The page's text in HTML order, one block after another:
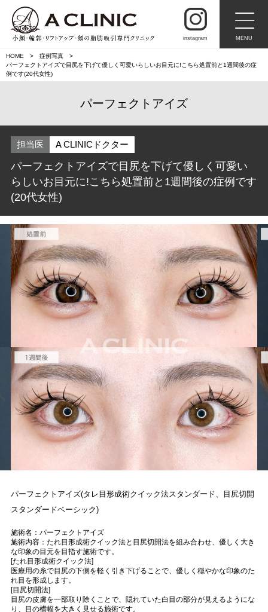
instagram MENU
HOME
症例写真
パーフェクトアイズで目尻を下げて優しく可愛いらしいお目元に!こちら処置前と1週間後の症
例です(20代女性)
パーフェクトアイズ
担当医 A CLINICドクター
パーフェクトアイズで目尻を下げて優しく可愛い
らしいお目元に!こちら処置前と1週間後の症例です
(20代女性)
パーフェクトアイズ(タレ目形成術クイック法スタンダード、目尻切開
スタンダードベーシック)
施術名：パーフェクトアイズ
施術内容：たれ目形成術クイック法と目尻切開法を組み合わせ、優しく大き
な印象の目元を目指す施術です。
[たれ目形成術クイック法]
医療用の糸で目尻の下側を軽く引き下げることで、優しく穏やかな印象のた
れ目を形成します。
[目尻切開法]
目尻の皮膚を一部取り除くことで、隠れていた白目の部分が見えるようにな
り、目の横幅を大きく見せる施術です。